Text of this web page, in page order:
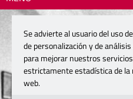
Se advierte al usuario del uso
de personalización y de
para mejorar nuestros
estrictamente estadística de
web.